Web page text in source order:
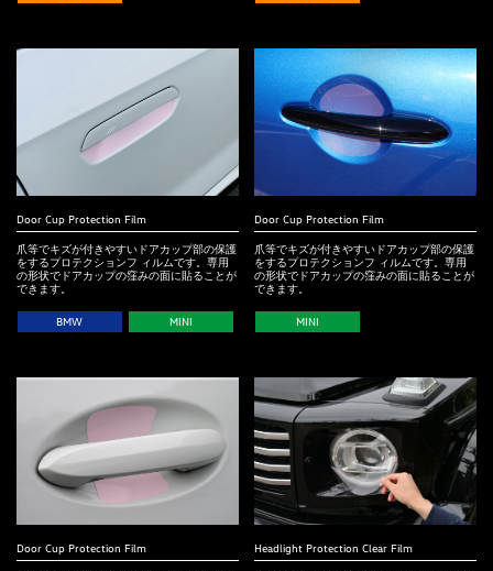
Door Cup Protection Film
爪等でキズが付きやすいドアカップ部の保護
をするプロテクションフ ィルムです。専用
の形状でドアカップの窪みの面に貼ることが
できます。
BMW MINI
Door Cup Protection Film
爪等でキズが付きやすいドアカップ部の保護
をするプロテクションフ ィルムです。専用
の形状でドアカップの窪みの面に貼ることが
できます。
MINI
Door Cup Protection Film Headlight Protection Clear Film